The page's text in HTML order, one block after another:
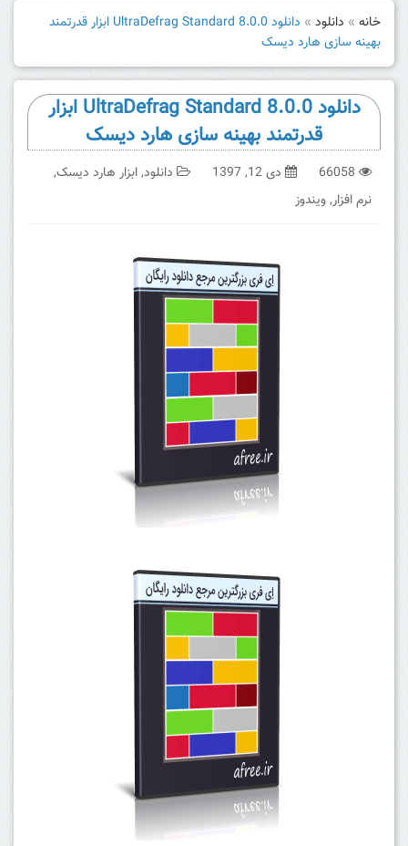
خانه » دانلود »
دانلود UltraDefrag Standard 8.0.0 ابزار قدرتمند
بهینه سازی هارد دیسک
دانلود UltraDefrag Standard 8.0.0 ابزار
قدرتمند بهینه سازی هارد دیسک
66058 دی 12, 1397 دانلود,ابزار هارد دیسک,
نرم افزار,ویندوز